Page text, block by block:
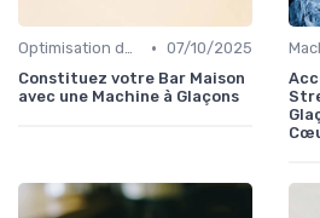
Optimisation de Production • 07/10/2025
Constituez votre Bar Maison
avec une Machine à Glaçons